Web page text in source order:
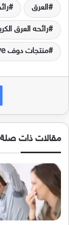
العرق
رائحه العرق
منتجات دوف Dove
مقالات ذات صلة